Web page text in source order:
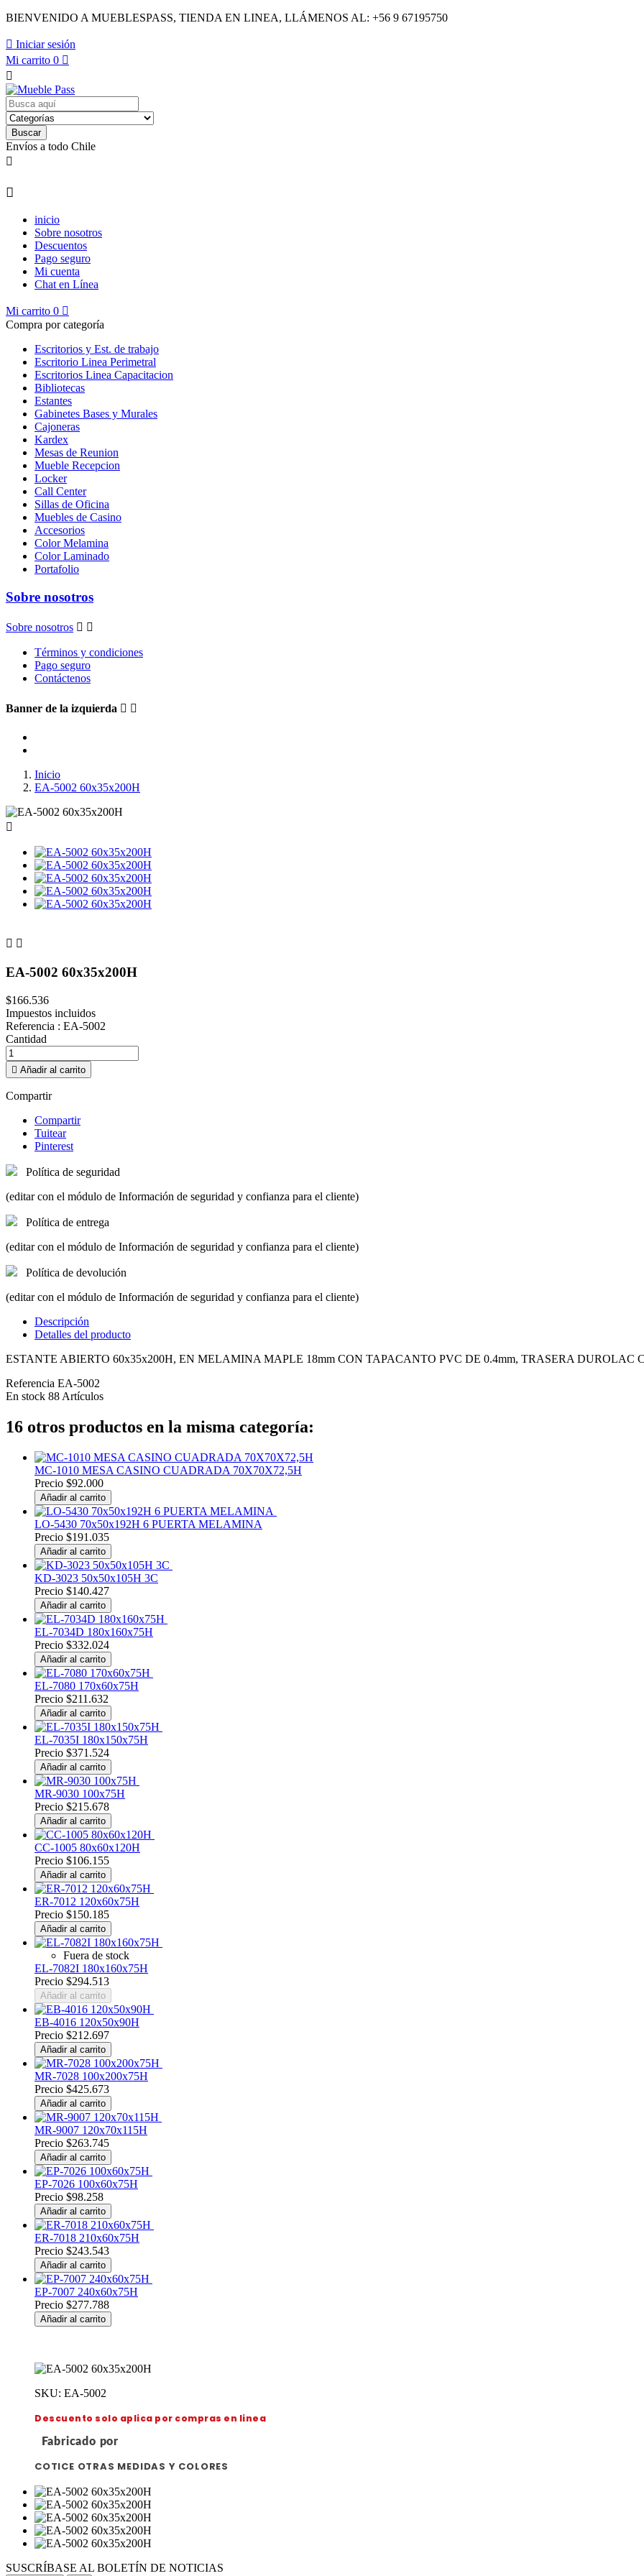
BIENVENIDO A MUEBLESPASS, TIENDA EN LINEA, LLÁMENOS AL: +56 9 67195750
 Iniciar sesión
Mi carrito 0 

Buscar
Envíos a todo Chile


inicio
Sobre nosotros
Descuentos
Pago seguro
Mi cuenta
Chat en Línea
Mi carrito 0 
Compra por categoría
Escritorios y Est. de trabajo
Escritorio Linea Perimetral
Escritorios Linea Capacitacion
Bibliotecas
Estantes
Gabinetes Bases y Murales
Cajoneras
Kardex
Mesas de Reunion
Mueble Recepcion
Locker
Call Center
Sillas de Oficina
Muebles de Casino
Accesorios
Color Melamina
Color Laminado
Portafolio
Sobre nosotros
Sobre nosotros  
Términos y condiciones
Pago seguro
Contáctenos
Banner de la izquierda  
Inicio
EA-5002 60x35x200H

 
EA-5002 60x35x200H
$166.536
Impuestos incluidos
Referencia : EA-5002
Cantidad
 Añadir al carrito
Compartir
Compartir
Tuitear
Pinterest
Política de seguridad
(editar con el módulo de Información de seguridad y confianza para el cliente)
Política de entrega
(editar con el módulo de Información de seguridad y confianza para el cliente)
Política de devolución
(editar con el módulo de Información de seguridad y confianza para el cliente)
Descripción
Detalles del producto
ESTANTE ABIERTO 60x35x200H, EN MELAMINA MAPLE 18mm CON TAPACANTO PVC DE 0.4mm, TRASERA DUROLAC
Referencia EA-5002
En stock 88 Artículos
16 otros productos en la misma categoría:
MC-1010 MESA CASINO CUADRADA 70X70X72,5H
Precio $92.000
Añadir al carrito
LO-5430 70x50x192H 6 PUERTA MELAMINA
Precio $191.035
Añadir al carrito
KD-3023 50x50x105H 3C
Precio $140.427
Añadir al carrito
EL-7034D 180x160x75H
Precio $332.024
Añadir al carrito
EL-7080 170x60x75H
Precio $211.632
Añadir al carrito
EL-7035I 180x150x75H
Precio $371.524
Añadir al carrito
MR-9030 100x75H
Precio $215.678
Añadir al carrito
CC-1005 80x60x120H
Precio $106.155
Añadir al carrito
ER-7012 120x60x75H
Precio $150.185
Añadir al carrito
Fuera de stock
EL-7082I 180x160x75H
Precio $294.513
Añadir al carrito
EB-4016 120x50x90H
Precio $212.697
Añadir al carrito
MR-7028 100x200x75H
Precio $425.673
Añadir al carrito
MR-9007 120x70x115H
Precio $263.745
Añadir al carrito
EP-7026 100x60x75H
Precio $98.258
Añadir al carrito
ER-7018 210x60x75H
Precio $243.543
Añadir al carrito
EP-7007 240x60x75H
Precio $277.788
Añadir al carrito
SKU: EA-5002
Descuento solo aplica por compras en linea
Fabricado por
COTICE OTRAS MEDIDAS Y COLORES
SUSCRÍBASE AL BOLETÍN DE NOTICIAS